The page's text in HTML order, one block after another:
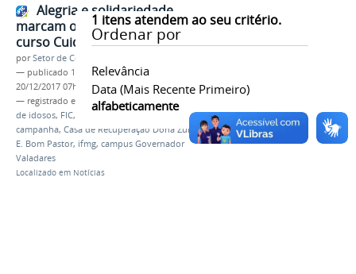
1 itens atendem ao seu critério.
Ordenar por
Relevância
Data (mais Recente Primeiro)
alfabeticamente
Alegria e solidariedade
marcam o encerramento do
curso Cuidador de Idosos
porSetor de Comunicação
— publicado 18/12/2017—última modificação
20/12/2017 07h01
— registrado em:
encerramento
curso cuidador
de idosos, FIC,
,
campanha, Casa de Recuperação Dona Zulmira,E.
E. Bom Pastor, ifmg, campus Governador
Valadares
Localizado em Notícias